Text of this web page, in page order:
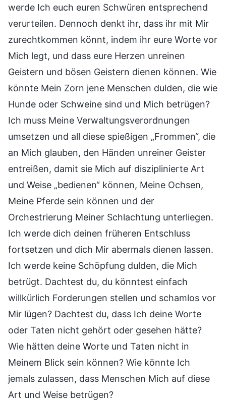
werde Ich euch euren Schwüren entsprechend
verurteilen. Dennoch denkt ihr, dass ihr mit Mir
zurechtkommen könnt, indem ihr eure Worte vor
Mich legt, und dass eure Herzen unreinen
Geistern und bösen Geistern dienen können. Wie
könnte Mein Zorn jene Menschen dulden, die wie
Hunde oder Schweine sind und Mich betrügen?
Ich muss Meine Verwaltungsverordnungen
umsetzen und all diese spießigen „Frommen“, die
an Mich glauben, den Händen unreiner Geister
entreißen, damit sie Mich auf disziplinierte Art
und Weise „bedienen“ können, Meine Ochsen,
Meine Pferde sein können und der
Orchestrierung Meiner Schlachtung unterliegen.
Ich werde dich deinen früheren Entschluss
fortsetzen und dich Mir abermals dienen lassen.
Ich werde keine Schöpfung dulden, die Mich
betrügt. Dachtest du, du könntest einfach
willkürlich Forderungen stellen und schamlos vor
Mir lügen? Dachtest du, dass Ich deine Worte
oder Taten nicht gehört oder gesehen hätte?
Wie hätten deine Worte und Taten nicht in
Meinem Blick sein können? Wie könnte Ich
jemals zulassen, dass Menschen Mich auf diese
Art und Weise betrügen?